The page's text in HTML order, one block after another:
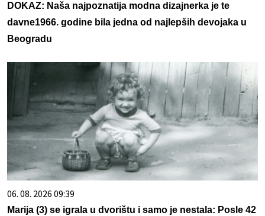
DOKAZ: Naša najpoznatija modna dizajnerka je te
davne1966. godine bila jedna od najlepših devojaka u
Beogradu
06. 08. 2026 09:39
Marija (3) se igrala u dvorištu i samo je nestala: Posle 42